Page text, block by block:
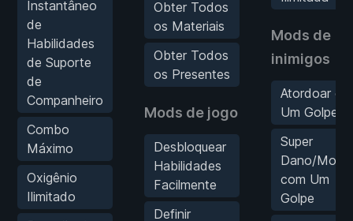
Instantâneo
de
Habilidades
de Suporte
de
Companheiro
Combo
Máximo
Oxigênio
Ilimitado
Obter Todos
os Materiais
Obter Todos
os Presentes
Mods de jogo
Desbloquear
Habilidades
Facilmente
Definir
Mods de
inimigos
Atordoar
Um Golpe
Super
Dano/
com Um
Golpe